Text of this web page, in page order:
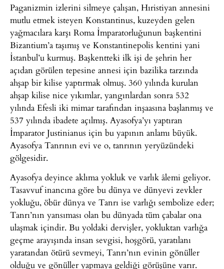
Paganizmin izlerini silmeye çalışan, Hıristiyan annesini
mutlu etmek isteyen Konstantinus, kuzeyden gelen
yağmacılara karşı Roma İmparatorluğunun başkentini
Bizantium’a taşımış ve Konstantinepolis kentini yani
İstanbul’u kurmuş. Başkentteki ilk işi de şehrin her
açıdan görülen tepesine annesi için bazilika tarzında
ahşap bir kilise yaptırmak olmuş. 360 yılında kurulan
ahşap kilise nice yıkımlar, yangınlardan sonra 532
yılında Efesli iki mimar tarafından inşaasına başlanmış ve
537 yılında ibadete açılmış. Ayasofya’yı yaptıran
İmparator Justinianus için bu yapının anlamı büyük.
Ayasofya Tanrının evi ve o, tanrının yeryüzündeki
gölgesidir.
Ayasofya deyince aklıma yokluk ve varlık âlemi geliyor.
Tasavvuf inancına göre bu dünya ve dünyevi zevkler
yokluğu, öbür dünya ve Tanrı ise varlığı sembolize eder;
Tanrı’nın yansıması olan bu dünyada tüm çabalar ona
ulaşmak içindir. Bu yoldaki dervişler, yokluktan varlığa
geçme arayışında insan sevgisi, hoşgörü, yaratılanı
yaratandan ötürü sevmeyi, Tanrı’nın evinin gönüller
olduğu ve gönüller yapmaya geldiği görüşüne varır.